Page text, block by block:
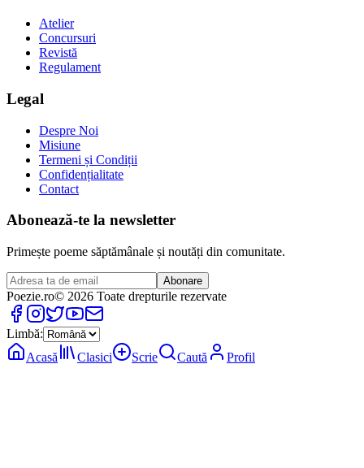
Atelier
Concursuri
Revistă
Regulament
Legal
Despre Noi
Misiune
Termeni și Condiții
Confidențialitate
Contact
Abonează-te la newsletter
Primește poeme săptămânale și noutăți din comunitate.
Abonare
Poezie.ro© 2026 Toate drepturile rezervate
Limbă:
Acasă
Clasici Scrie Caută Profil